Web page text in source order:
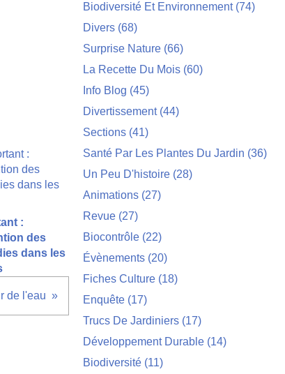
:
des
dans les
de l'eau
Biodiversité Et Environnement(74)
Divers (68)
Surprise Nature (66)
La Recette Du Mois (60)
Info Blog (45)
Divertissement(44)
Sections (41)
Santé Par Les Plantes Du Jardin (36)
Un Peu D'histoire (28)
Animations (27)
Revue (27)
Biocontrôle (22)
Évènements (20)
Fiches Culture (18)
Enquête (17)
Trucs De Jardiniers (17)
Développement Durable (14)
Biodiversité (11)